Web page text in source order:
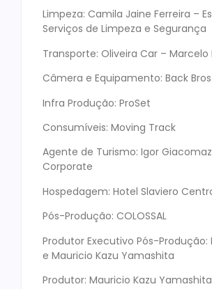
Limpeza: Camila Jaine Ferreira –
Serviços de Limpeza e Segurança
Transporte: Oliveira Car – Marcelo
Câmera e Equipamento: Back Bros
Infra Produção: ProSet
Consumíveis: Moving Track
Agente de Turismo: Igor
Corporate
Hospedagem: Hotel Slaviero
Pós-Produção: COLOSSAL
Produtor Executivo Pós-Produção:
e Mauricio Kazu Yamashita
Produtor: Mauricio Kazu Yamashita